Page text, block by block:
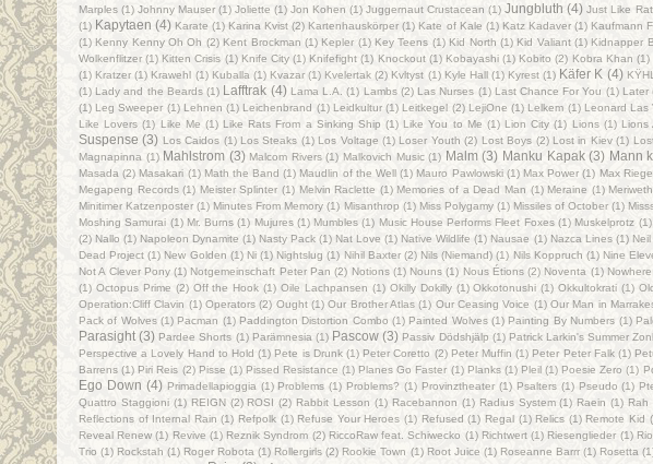
Marples (1) Johnny Mauser (1) Joliette (1) Jon Kohen (1) Juggernaut Crustacean (1) Jungbluth (4) Just Like
(1) Kapytaen (4) Karate (1) Karina Kvist (2) Kartenhauskörper (1) Kate of Kale (1) Katz Kadaver (1) Kaufmann
(1) Kenny Kenny Oh Oh (2) Kent Brockman (1) Kepler (1) Key Teens (1) Kid North (1) Kid Valiant (1) Kidnapper
Wolkenflitzer (1) Kitten Crisis (1) Knife City (1) Knifefight (1) Knockout (1) Kobayashi (1) Kobito (2) Kobra Khan (1)
(1) Kratzer (1) Krawehl (1) Kuballa (1) Kvazar (1) Kvelertak (2) Kvltyst (1) Kyle Hall (1) Kyrest (1) Käfer K (4) KŸHL
(1) Lady and the Beards‎ (1) Lafftrak (4) Lama L.A. (1) Lambs (2) Las Nurses (1) Last Chance For You (1) Later
(1) Leg Sweeper (1) Lehnen (1) Leichenbrand (1) Leidkultur (1) Leitkegel (2) LejiOne (1) Lelkem (1) Leonard Las
Like Lovers (1) Like Me‎ (1) Like Rats From a Sinking Ship (1) Like You to Me (1) Lion City (1) Lions (1) Lions
Suspense (3) Los Caidos (1) Los Steaks (1) Los Voltage (1) Loser Youth (2) Lost Boys (2) Lost in Kiev (1)
Magnapinna (1) Mahlstrom (3) Malcom Rivers (1) Malkovich Music (1) Malm (3) Manku Kapak (3) Mann
Masada (2) Masakari (1) Math the Band (1) Maudlin of the Well (1) Mauro Pawlowski (1) Max Power (1) Max
Megapeng Records (1) Meister Splinter (1) Melvin Raclette (1) Memories of a Dead Man (1) Meraine (1)
Minitimer Katzenposter (1) Minutes From Memory (1) Misanthrop (1) Miss Polygamy (1) Missiles of October (1)
Moshing Samurai (1) Mr. Burns (1) Mujures (1) Mumbles (1) Music House Performs Fleet Foxes (1) Muskelprotz (1)
(2) Nallo (1) Napoleon Dynamite (1) Nasty Pack (1) Nat Love (1) Native Wildlife (1) Nausae (1) Nazca Lines (1) Neil
Dead Project (1) New Golden (1) Ni (1) Nightslug (1) Nihil Baxter (2) Nils (Niemand) (1) Nils Koppruch (1) Nine
Not A Clever Pony (1) Notgemeinschaft Peter Pan (2) Notions (1) Nouns (1) Nous Étions (2) Noventa (1)
(1) Octopus Prime (2) Off the Hook (1) Oile Lachpansen (1) Okilly Dokilly (1) Okkotonushi (1) Okkultokrati (1)
Operation:Cliff Clavin (1) Operators (2) Ought (1) Our Brother Atlas (1) Our Ceasing Voice (1) Our Man in
Pack of Wolves (1) Pacman (1) Paddington Distortion Combo (1) Painted Wolves (1) Painting By Numbers (1)
Parasight (3) Pardee Shorts (1) Parämnesia (1) Pascow (3) Passiv Dödshjälp (1) Patrick Larkin's Summer
Perspective a Lovely Hand to Hold (1) Pete is Drunk (1) Peter Coretto (2) Peter Muffin (1) Peter Peter Falk (1)
Barrens (1) Piri Reis (2) Pisse (1) Pissed Resistance (1) Planes Go Faster (1) Planks (1) Pleil (1) Poesie Zero (1)
Ego Down (4) Primadellapioggia (1) Problems (1) Problems? (1) Provinztheater (1) Psalters (1) Pseudo (1)
Quattro Staggioni (1) REIGN (2) ROSI (2) Rabbit Lesson (1) Racebannon (1) Radius System (1) Raein (1) Rah
Reflections of Internal Rain (1) Refpolk (1) Refuse Your Heroes (1) Refused (1) Regal (1) Relics (1) Remote Kid
Reveal Renew (1) Revive (1) Reznik Syndrom (2) RiccoRaw feat. Schiwecko (1) Richtwert (1) Riesenglieder (1)
Trio (1) Rockstah (1) Roger Robota (1) Rollergirls (2) Rookie Town (1) Root Juice (1) Roseanne Barrr (1) Rosetta